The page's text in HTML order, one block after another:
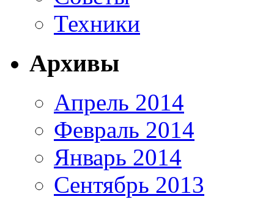
Техники
Архивы
Апрель 2014
Февраль 2014
Январь 2014
Сентябрь 2013